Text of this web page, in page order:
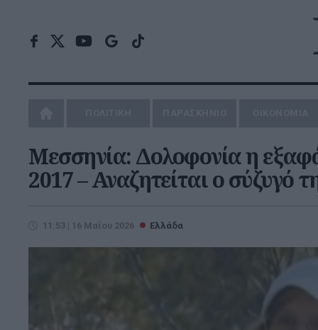
Μεσσηνία: Δολοφονία η
2017 – Αναζητείται ο σύζυγό
11:53 | 16 Μαΐου 2026 Ελλάδα